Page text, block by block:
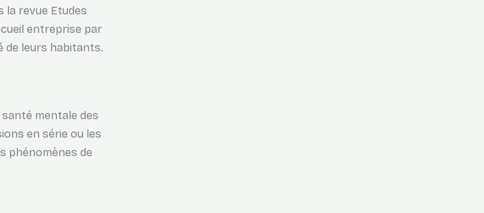
la revue Etudes
entreprise par
de leurs habitants.
mentale des
en série ou les
phénomènes de